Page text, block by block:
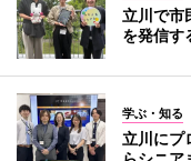
立川で市
を発信す
学ぶ・知る
立川にプ